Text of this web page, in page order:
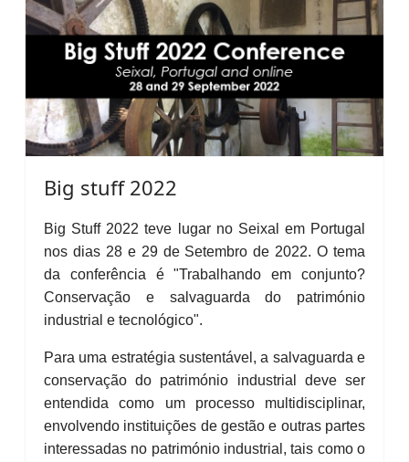
Big stuff 2022
Big Stuff 2022 teve lugar no Seixal em Portugal
nos dias 28 e 29 de Setembro de 2022. O tema
da conferência é "Trabalhando em conjunto?
Conservação e salvaguarda do património
industrial e tecnológico".
Para uma estratégia sustentável, a salvaguarda e
conservação do património industrial deve ser
entendida como um processo multidisciplinar,
envolvendo instituições de gestão e outras partes
interessadas no património industrial, tais como o